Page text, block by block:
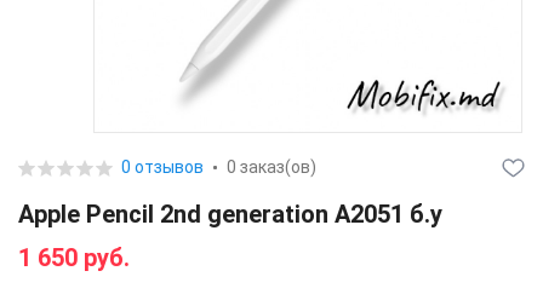
0 отзывов 0 заказ(ов)
Apple Pencil 2nd generation A2051 б.у
1 650 руб.